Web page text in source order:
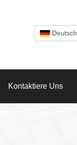
Deutsch
Kontaktiere Uns